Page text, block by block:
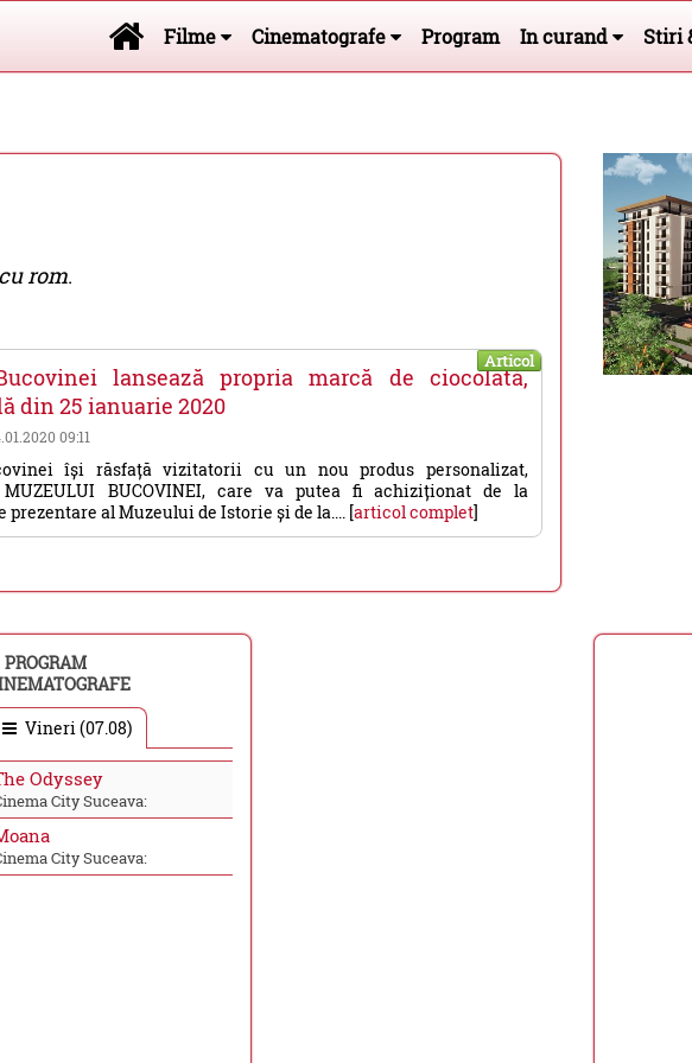
Filme Cinematografe Program In curand Stiri
rom.
Articol
lansează propria marcă de ciocolată,
din 25 ianuarie 2020
09:11
își răsfață vizitatorii cu un nou produs personalizat,
MUZEULUI BUCOVINEI, care va putea fi achiziționat de la
prezentare al Muzeului de Istorie și de la.... [articol complet]
PROGRAM
Vineri (07.08)
Odyssey
City Suceava:
City Suceava: